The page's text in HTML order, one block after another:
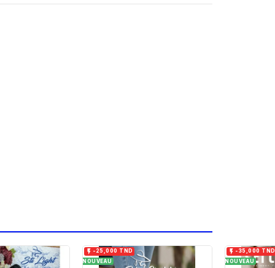
 -25,000 TND
NOUVEAU
 -35,000 TND
NOUVEAU